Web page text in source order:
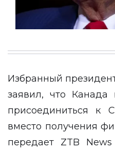
Избранный
заявил, что
присоединиться к
вместо получения
передает ZTB News